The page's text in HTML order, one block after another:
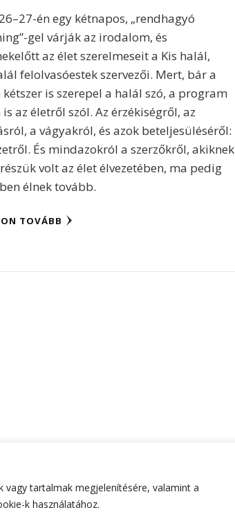
vagy tartalmak megjelenítésére, valamint a
k használatához.
én egy kétnapos, „rendhagyó
gel várják az irodalom, és
az élet szerelmeseit a Kis halál,
felolvasóestek szervezői. Mert, bár a
is szerepel a halál szó, a program
az életről szól. Az érzékiségről, az
a vágyakról, és azok beteljesüléséről:
És mindazokról a szerzőkről, akiknek
volt az élet élvezetében, ma pedig
élnek tovább.
TOVÁBB
| Fejlesztette